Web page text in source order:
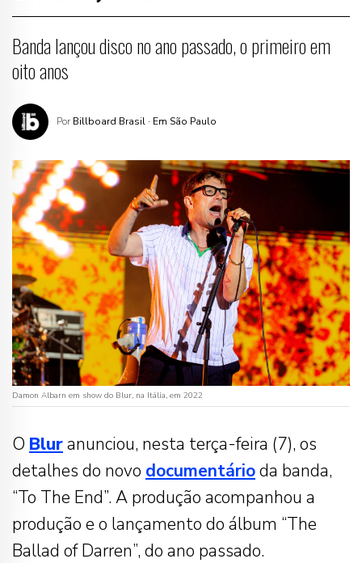
Banda lançou disco no ano passado, o primeiro em
oito anos
Por Billboard Brasil · Em São Paulo
Damon Albarn em show do Blur, na Itália, em 2022
O Bluranunciou, nesta terça-feira (7), os
detalhes do novo documentárioda banda,
“To The End”. A produção acompanhou a
produção e o lançamento do álbum “The
Ballad of Darren”, do ano passado.